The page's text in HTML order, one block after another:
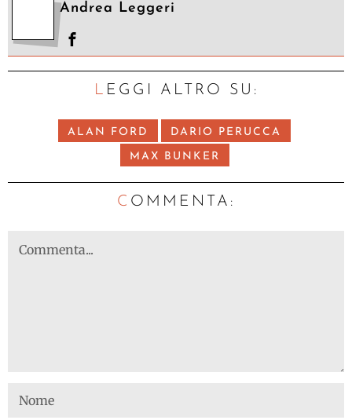
Andrea Leggeri
LEGGI ALTRO SU:
ALAN FORD DARIO PERUCCA
MAX BUNKER
C OMMENTA: